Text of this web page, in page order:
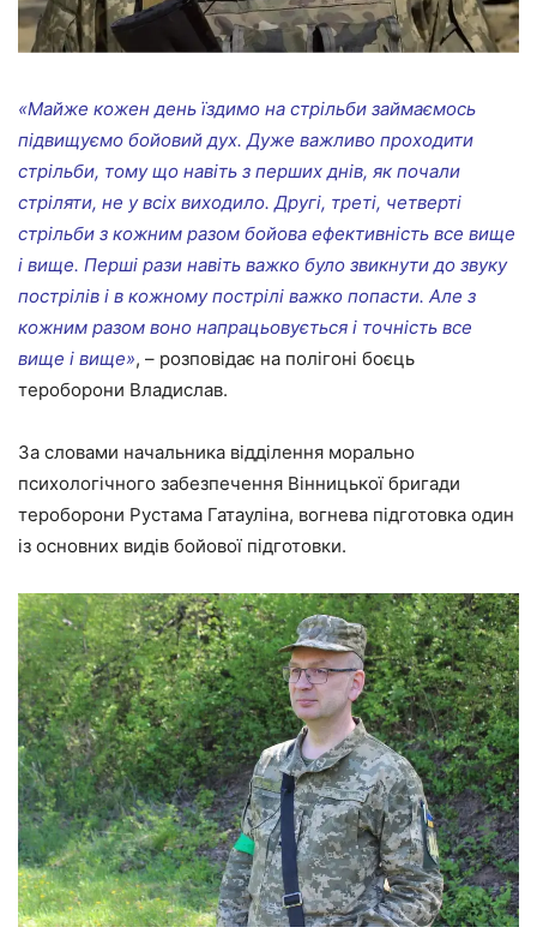
«Майже кожен день їздимо на стрільби займаємось
підвищуємо бойовий дух. Дуже важливо проходити
стрільби, тому що навіть з перших днів, як почали
стріляти, не у всіх виходило. Другі, треті, четверті
стрільби з кожним разом бойова ефективність все вище
і вище. Перші рази навіть важко було звикнути до звуку
пострілів і в кожному пострілі важко попасти. Але з
кожним разом воно напрацьовується і точність все
вище і вище», – розповідає на полігоні боєць
тероборони Владислав.
За словами начальника відділення морально
психологічного забезпечення Вінницької бригади
тероборони Рустама Гатауліна, вогнева підготовка один
із основних видів бойової підготовки.